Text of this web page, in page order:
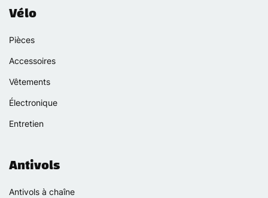
Vélo
Pièces
Accessoires
Vêtements
Électronique
Entretien
Antivols
Antivols à chaîne